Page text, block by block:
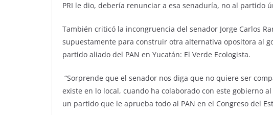
PRI le dio, debería renunciar a esa senaduría, no al partido
También criticó la incongruencia del senador Jorge Carlos
supuestamente para construir otra alternativa opositora al
partido aliado del PAN en Yucatán: El Verde Ecologista.
“Sorprende que el senador nos diga que no quiere ser
existe en lo local, cuando ha colaborado con este gobierno
un partido que le aprueba todo al PAN en el Congreso del